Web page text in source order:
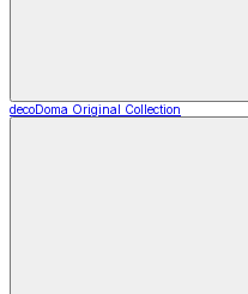
decoDoma Original Collection